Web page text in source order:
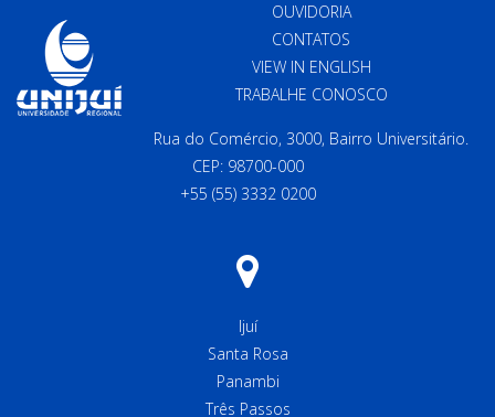
OUVIDORIA
CONTATOS
VIEW IN ENGLISH
TRABALHE CONOSCO
Rua do Comércio, 3000, Bairro Universitário.
CEP: 98700-000
+55 (55) 3332 0200
Ijuí
Santa Rosa
Panambi
Três Passos